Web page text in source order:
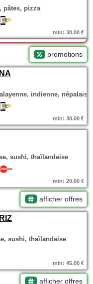
pâtes, pizza
min: 30.00 €
promotions
indienne, népalaise
min: 30.00 €
sushi, thaïlandaise
min: 20.00 €
afficher offres
sushi, thaïlandaise
min: 45.00 €
afficher offres